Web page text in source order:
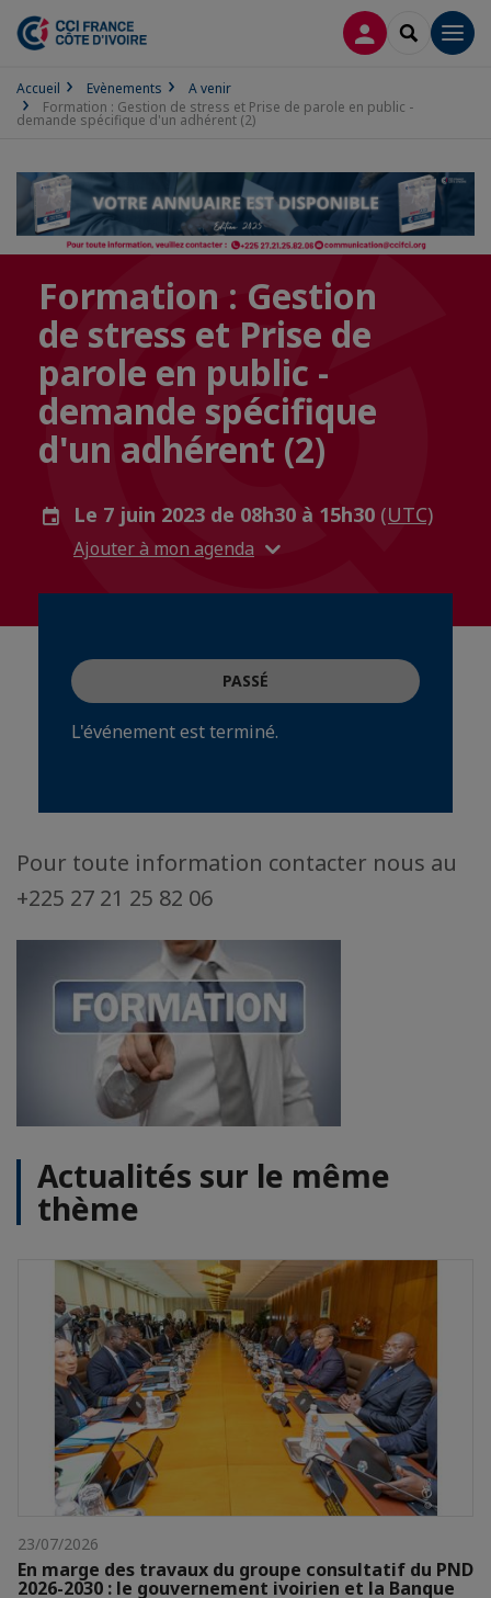
CONNEXION
Accueil Evènements
A venir
Formation : Gestion de stress et Prise de parole en public -
demande spécifique d'un adhérent (2)
Formation : Gestion
de stress et Prise de
parole en public -
demande spécifique
d'un adhérent (2)
Le 7 juin 2023 de 08h30 à 15h30 (UTC)
Ajouter à mon agenda
PASSÉ
L'événement est terminé.
Pour toute information contacter nous au
+225 27 21 25 82 06
Actualités sur le même
thème
23/07/2026
En marge des travaux du groupe consultatif du PND
2026-2030 : le gouvernement ivoirien et la Banque